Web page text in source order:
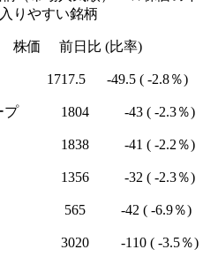
りやすい銘柄
日比 (比率)
-49.5 ( -2.8％)
ループ 1804 -43 ( -2.3％)
ス 1838 -41 ( -2.2％)
亭 1356 -32 ( -2.3％)
Ｍ 565 -42 ( -6.9％)
3020 -110 ( -3.5％)